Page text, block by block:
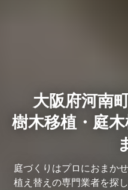
大阪府河南
樹木移植・庭
庭づくりはプロにおまか
植え替えの専門業者を探し